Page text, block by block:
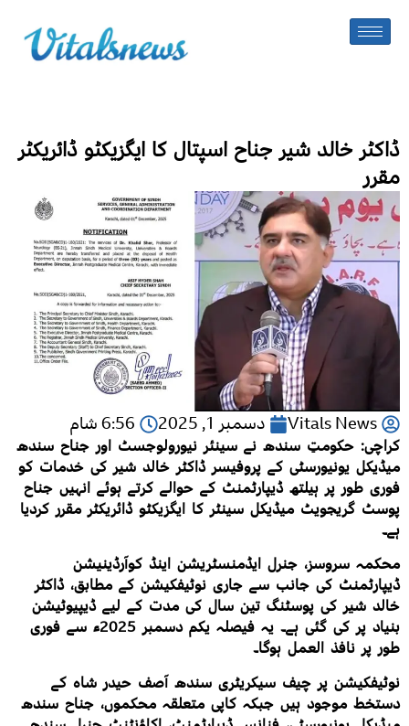
ڈاکٹر خالد شیر جناح اسپتال کا ایگزیکٹو ڈائریکٹر
مقرر
Vitals News دسمبر 1, 2025 6:56 شام
کراچی: حکومتِ سندھ نے سینئر نیورولوجسٹ اور جناح سندھ
میڈیکل یونیورسٹی کے پروفیسر ڈاکٹر خالد شیر کی خدمات کو
فوری طور پر ہیلتھ ڈیپارٹمنٹ کے حوالے کرتے ہوئے انہیں جناح
پوسٹ گریجویٹ میڈیکل سینٹر کا ایگزیکٹو ڈائریکٹر مقرر کردیا
ہے۔
محکمہ سروسز، جنرل ایڈمنسٹریشن اینڈ کوآرڈینیشن
ڈیپارٹمنٹ کی جانب سے جاری نوٹیفکیشن کے مطابق، ڈاکٹر
خالد شیر کی پوسٹنگ تین سال کی مدت کے لیے ڈیپیوٹیشن
بنیاد پر کی گئی ہے۔ یہ فیصلہ یکم دسمبر 2025ء سے فوری
طور پر نافذ العمل ہوگا۔
نوٹیفکیشن پر چیف سیکریٹری سندھ آصف حیدر شاہ کے
دستخط موجود ہیں جبکہ کاپی متعلقہ محکموں، جناح سندھ